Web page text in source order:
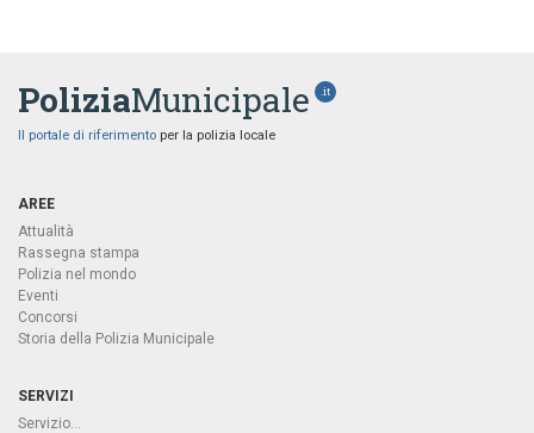
PoliziaMunicipale .it
Il portale di riferimento per la polizia locale
AREE
Attualità
Rassegna stampa
Polizia nel mondo
Eventi
Concorsi
Storia della Polizia Municipale
SERVIZI
Servizio...